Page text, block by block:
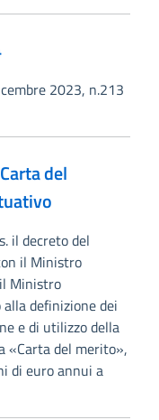
2023, n.213
del
il decreto del
il Ministro
Ministro
definizione dei
e di utilizzo della
«Carta del merito»,
di euro annui a